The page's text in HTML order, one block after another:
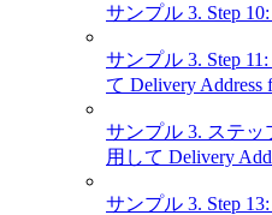
サンプル 3. Step
サンプル 3. Step
て Delivery
サンプル 3. ステッ
用して Delivery
サンプル 3. Step